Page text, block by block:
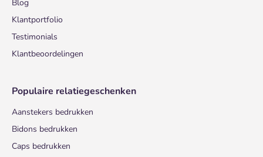
Blog
Klantportfolio
Testimonials
Klantbeoordelingen
Populaire relatiegeschenken
Aanstekers bedrukken
Bidons bedrukken
Caps bedrukken